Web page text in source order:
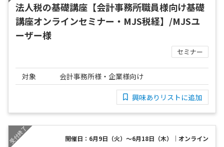
法人税の基礎講座【会計事務所職員様向け基礎
講座オンラインセミナー・MJS税経】/MJSユ
ーザー様
セミナー
対象 会計事務所様・企業様向け
興味ありリストに追加
開催日：6月9日（火）～6月18日（木）｜オンライン